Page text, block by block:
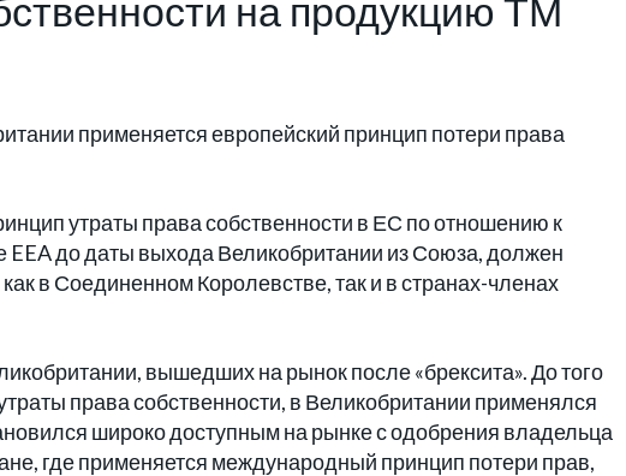
на продукцию ТМ
применяется европейский принцип потери права
утраты права собственности в ЕС по отношению к
EEA до даты выхода Великобритании из Союза, должен
в Соединенном Королевстве, так и в странах-членах
вышедших на рынок после «брексита». До того
права собственности, в Великобритании применялся
широко доступным на рынке с одобрения владельца
где применяется международный принцип потери прав,